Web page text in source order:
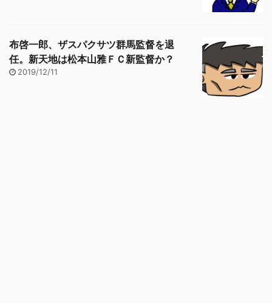
布啓一郎、ザスパクサツ群馬監督を退
任。新天地は松本山雅ＦＣ新監督か？
2019/12/11